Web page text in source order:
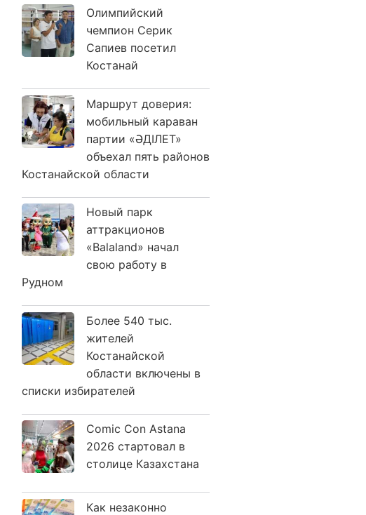
Олимпийский
чемпион Серик
Сапиев посетил
Костанай
Маршрут доверия:
мобильный караван
партии «ӘДІЛЕТ»
объехал пять районов
Костанайской области
Новый парк
аттракционов
«Balaland» начал
свою работу в
Рудном
Более 540 тыс.
жителей
Костанайской
области включены в
списки избирателей
Comic Con Astana
2026 стартовал в
столице Казахстана
Как незаконно